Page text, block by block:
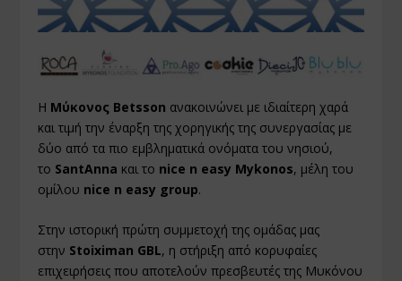
Η Μύκονος Betsson ανακοινώνει με ιδιαίτερη χαρά
και τιμή την έναρξη της χορηγικής της συνεργασίας με
δύο από τα πιο εμβληματικά ονόματα του νησιού,
το SantAnna και το nice n easy Mykonos, μέλη του
ομίλου nice n easy group.
Στην ιστορική πρώτη συμμετοχή της ομάδας μας
στην Stoiximan GBL, η στήριξη από κορυφαίες
επιχειρήσεις που αποτελούν πρεσβευτές της Μυκόνου